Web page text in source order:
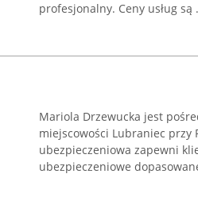
profesjonalny. Ceny usług są
Mariola Drzewucka jest
miejscowości Lubraniec przy
ubezpieczeniowa zapewni
ubezpieczeniowe